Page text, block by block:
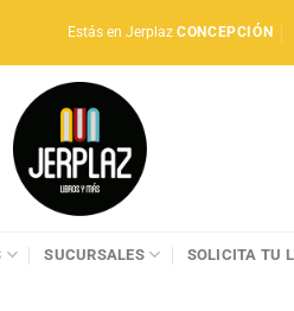
Estás en JerplazCONCEPCIÓN
SUCURSALES SOLICITA TU